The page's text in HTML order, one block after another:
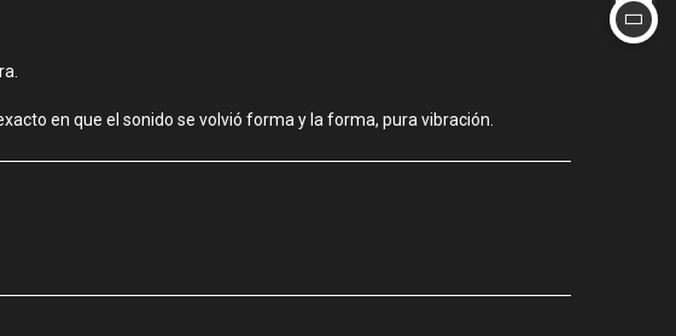
en que el sonido se volvió forma y la forma, pura vibración.